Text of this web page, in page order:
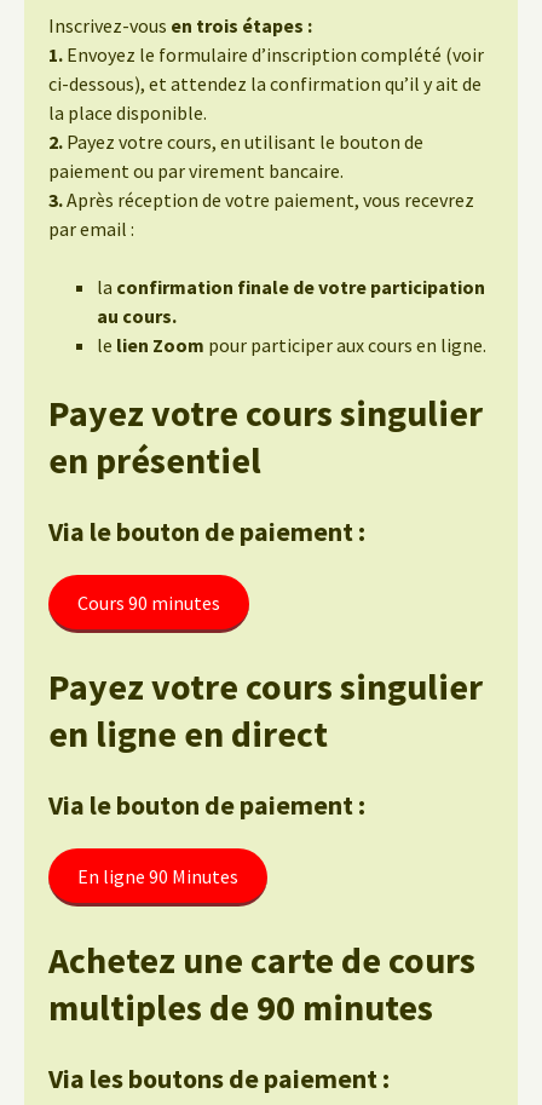
Inscrivez-vous en trois étapes :
1. Envoyez le formulaire d’inscription complété (voir
ci-dessous), et attendez la confirmation qu’il y ait de
la place disponible.
2. Payez votre cours, en utilisant le bouton de
paiement ou par virement bancaire.
3.Après réception de votre paiement, vous recevrez
par email :
la confirmation finale de votre participation
au cours.
le lien Zoom pour participer aux cours en ligne.
Payez votre cours singulier
en présentiel
Via le bouton de paiement :
Cours 90 minutes
Payez votre cours singulier
en ligne en direct
Via le bouton de paiement :
En ligne 90 Minutes
Achetez une carte de cours
multiples de 90 minutes
Via les boutons de paiement :